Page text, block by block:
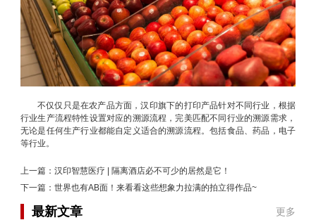
不仅仅只是在农产品方面，汉印旗下的打印产品针对不同行业，根据
行业生产流程特性设置对应的溯源流程，完美匹配不同行业的溯源需求，
无论是任何生产行业都能自定义适合的溯源流程。包括食品、药品，电子
等行业。
上一篇： 汉印智慧医疗 | 隔离酒店必不可少的居然是它！
下一篇： 世界也有AB面！来看看这些想象力拉满的拍立得作品~
最新文章 更多